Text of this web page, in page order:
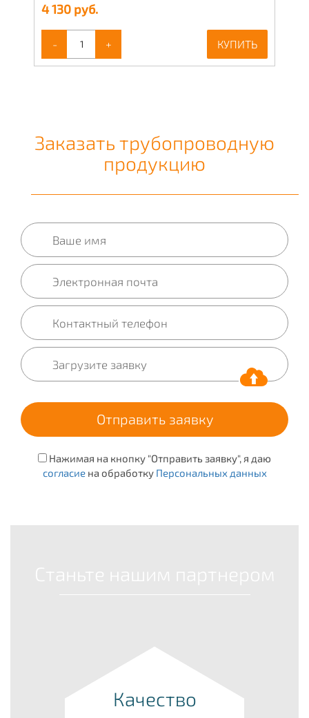
4 130 руб.
- + КУПИТЬ
Заказать трубопроводную
продукцию
Нажимая на кнопку "Отправить заявку", я даю
согласиена обработку Персональных данных
Качество